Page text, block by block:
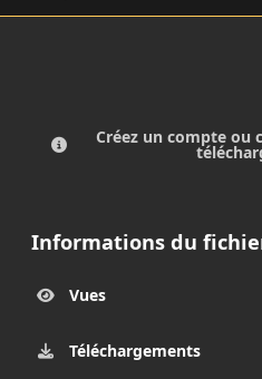
Créez un compte ou
Informations du
Vues
Téléchargements